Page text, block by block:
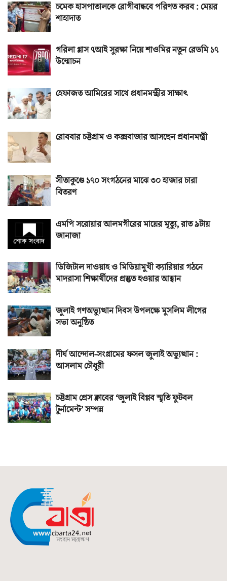
চমেক হাসপাতালকে রোগীবান্ধবে পরিণত করব : মেয়র
শাহাদাত
গরিলা গ্লাস ৭আই সুরক্ষা নিয়ে শাওমির নতুন রেডমি ১৭
উন্মোচন
হেফাজত আমিরের সাথে প্রধানমন্ত্রীর সাক্ষাৎ
রোববার চট্টগ্রাম ও কক্সবাজার আসছেন প্রধানমন্ত্রী
সীতাকুণ্ডে ১৭০ সংগঠনের মাঝে ৩০ হাজার চারা
বিতরণ
এমপি সরোয়ার আলমগীরের মায়ের মৃত্যু, রাত ৯টায়
জানাজা
ডিজিটাল দাওয়াহ ও মিডিয়ামুখী ক্যারিয়ার গঠনে
মাদরাসা শিক্ষার্থীদের প্রস্তুত হওয়ার আহ্বান
জুলাই গণঅভ্যুত্থান দিবস উপলক্ষে মুসলিম লীগের
সভা অনুষ্ঠিত
দীর্ঘ আন্দোল-সংগ্রামের ফসল জুলাই অভ্যুত্থান :
আসলাম চৌধুরী
চট্টগ্রাম প্রেস ক্লাবের ‘জুলাই বিপ্লব স্মৃতি ফুটবল
টুর্নামেন্ট’ সম্পন্ন